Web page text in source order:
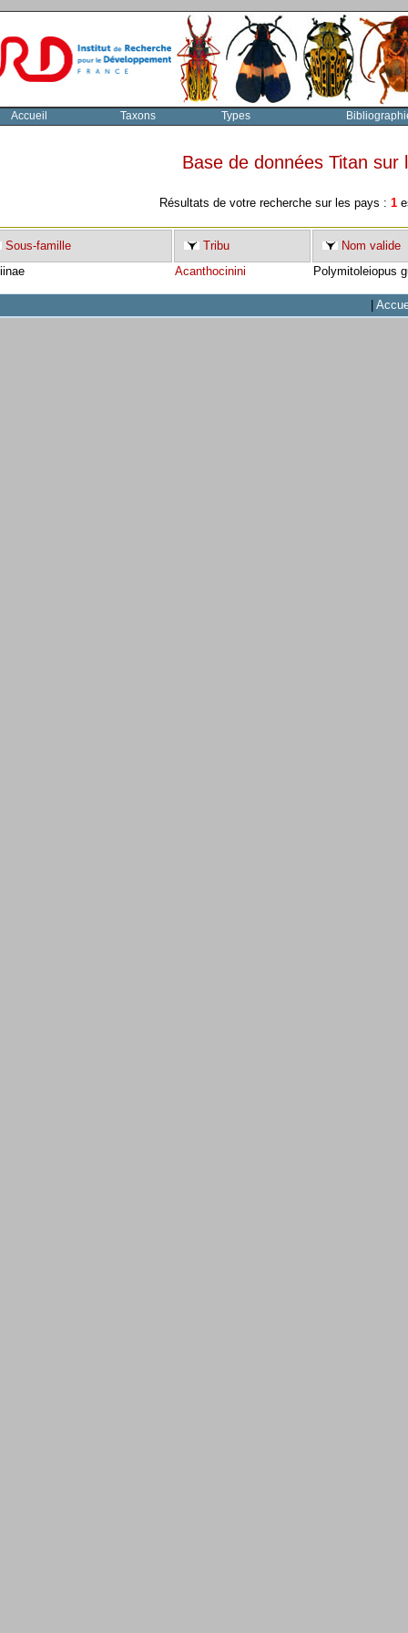
Accueil Taxons Types
Base de données Titan
Résultats de votre recherche sur les pays : 1
Sous-famille Tribu
Nom valide
Acanthocinini Polymitoleiopus